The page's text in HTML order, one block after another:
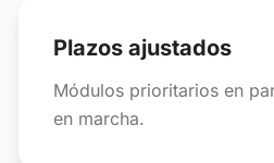
Plazos ajustados
Módulos prioritarios en
en marcha.